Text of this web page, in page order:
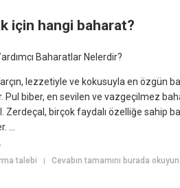
için hangi baharat?
Baharatlar Nelerdir?
lezzetiyle ve kokusuyla en özgün
Pul biber, en sevilen ve vazgeçilmez
Zerdeçal, birçok faydalı özelliğe sahip
...
talebi | Cevabın tamamını burada